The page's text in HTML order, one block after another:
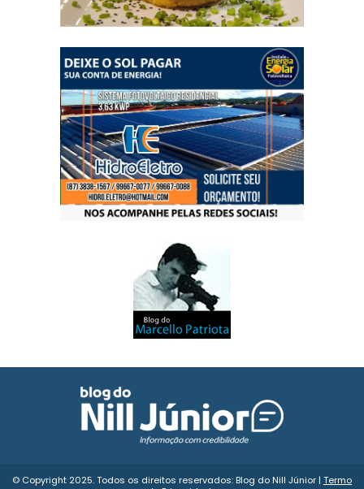
© Copyright 2025. Todos os direitos reservados: Blog do Nill Júnior | Termo